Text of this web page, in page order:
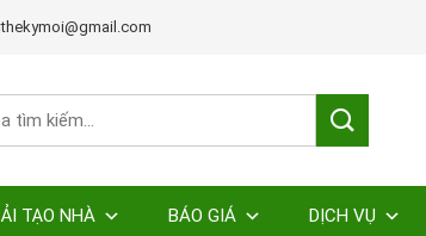
TẠO NHÀ BÁO GIÁ DỊCH VỤ